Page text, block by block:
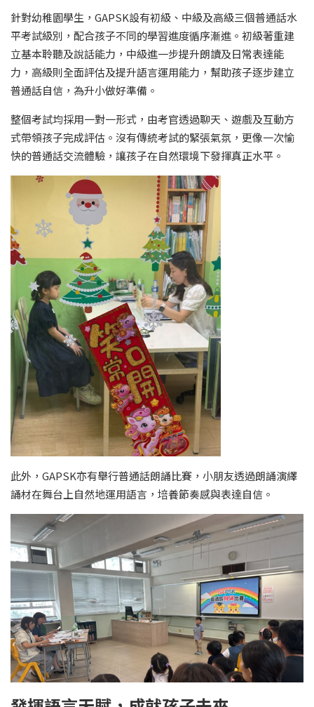
針對幼稚園學生，GAPSK設有初級、中級及高級三個普通話水
平考試級別，配合孩子不同的學習進度循序漸進。初級著重建
立基本聆聽及說話能力，中級進一步提升朗讀及日常表達能
力，高級則全面評估及提升語言運用能力，幫助孩子逐步建立
普通話自信，為升小做好準備。
整個考試均採用一對一形式，由考官透過聊天、遊戲及互動方
式帶領孩子完成評估。沒有傳統考試的緊張氣氛，更像一次愉
快的普通話交流體驗，讓孩子在自然環境下發揮真正水平。
此外，GAPSK亦有舉行普通話朗誦比賽，小朋友透過朗誦演繹
誦材在舞台上自然地運用語言，培養節奏感與表達自信。